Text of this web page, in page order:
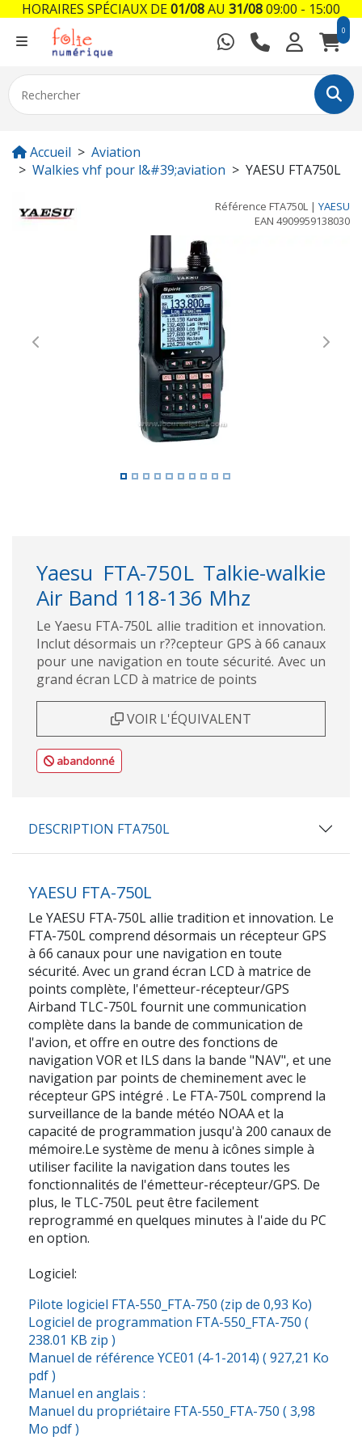
0
Accueil
Aviation
Walkies vhf pour l&#39;aviation
YAESU FTA750L
Référence FTA750L | YAESU
EAN 4909959138030
Previous Next
Yaesu FTA-750L Talkie-walkie
Air Band 118-136 Mhz
Le Yaesu FTA-750L allie tradition et innovation.
Inclut désormais un r??cepteur GPS à 66 canaux
pour une navigation en toute sécurité. Avec un
grand écran LCD à matrice de points
VOIR L'ÉQUIVALENT
abandonné
DESCRIPTION FTA750L
YAESU FTA-750L
Le YAESU FTA-750L allie tradition et innovation. Le
FTA-750L comprend désormais un récepteur GPS
à 66 canaux pour une navigation en toute
sécurité. Avec un grand écran LCD à matrice de
points complète, l'émetteur-récepteur/GPS
Airband TLC-750L fournit une communication
complète dans la bande de communication de
l'avion, et offre en outre des fonctions de
navigation VOR et ILS dans la bande "NAV", et une
navigation par points de cheminement avec le
récepteur GPS intégré . Le FTA-750L comprend la
surveillance de la bande météo NOAA et la
capacité de programmation jusqu'à 200 canaux de
mémoire.Le système de menu à icônes simple à
utiliser facilite la navigation dans toutes les
fonctionnalités de l'émetteur-récepteur/GPS. De
plus, le TLC-750L peut être facilement
reprogrammé en quelques minutes à l'aide du PC
en option.
Logiciel:
Pilote logiciel FTA-550_FTA-750 (zip de 0,93 Ko)
Logiciel de programmation FTA-550_FTA-750 (
238.01 KB zip )
Manuel de référence YCE01 (4-1-2014) ( 927,21 Ko
pdf )
Manuel en anglais :
Manuel du propriétaire FTA-550_FTA-750 ( 3,98
Mo pdf )
HORAIRES SPÉCIAUX DE01/08AU 31/0809:00 - 15:00